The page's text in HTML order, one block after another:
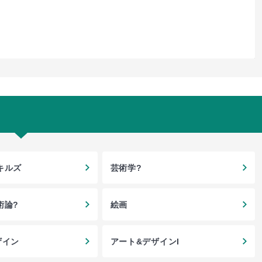
ルズ 芸術学?
論? 絵画
ン アート&デザインI